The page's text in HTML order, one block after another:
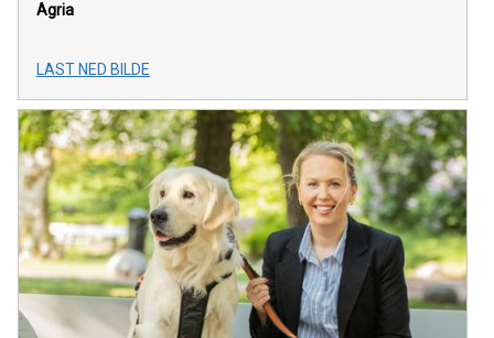
Agria
LAST NED BILDE